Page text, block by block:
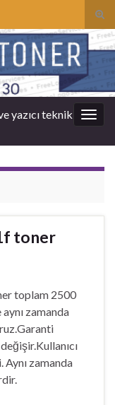
yazıcı teknik
toner
toplam 2500
zamanda
zamanda